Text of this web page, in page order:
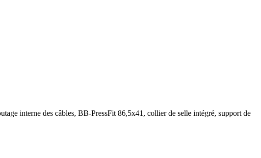
interne des câbles, BB-PressFit 86,5x41, collier de selle intégré, support de